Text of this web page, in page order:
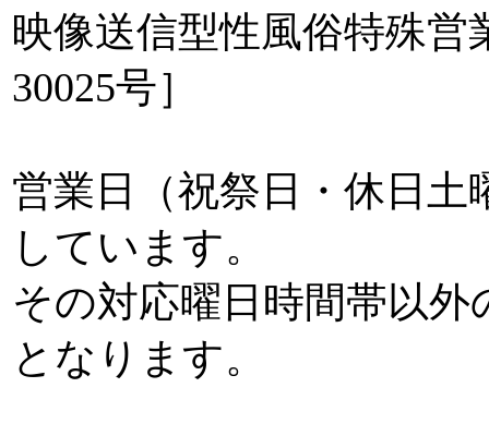
映像送信型性風俗特殊営
30025号］
営業日（祝祭日・休日土
しています。
その対応曜日時間帯以
となります。